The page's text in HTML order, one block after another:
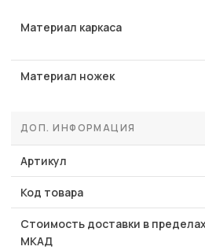
Материал каркаса
Материал ножек
ДОП. ИНФОРМАЦИЯ
Артикул
Код товара
Стоимость доставки в
МКАД